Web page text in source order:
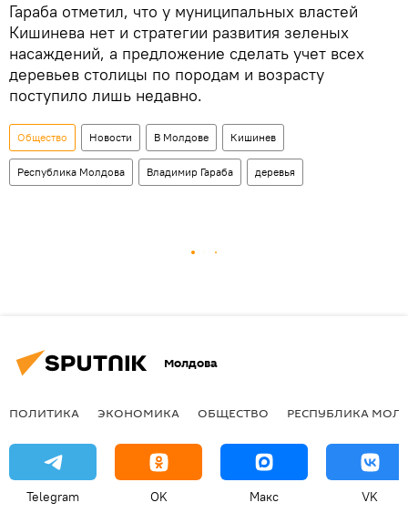
Гараба отметил, что у муниципальных властей
Кишинева нет и стратегии развития зеленых
насаждений, а предложение сделать учет всех
деревьев столицы по породам и возрасту
поступило лишь недавно.
Общество Новости В Молдове Кишинев
Республика Молдова Владимир Гараба деревья
Молдова
ПОЛИТИКА ЭКОНОМИКА ОБЩЕСТВО РЕСПУБЛИКА
Telegram OK Макс VK